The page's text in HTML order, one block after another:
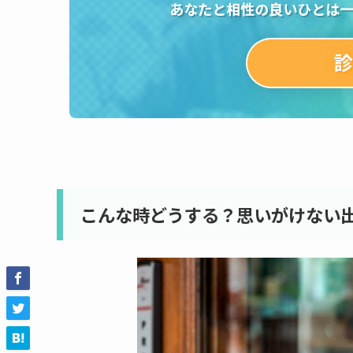
こんな時どうする？思いがけない